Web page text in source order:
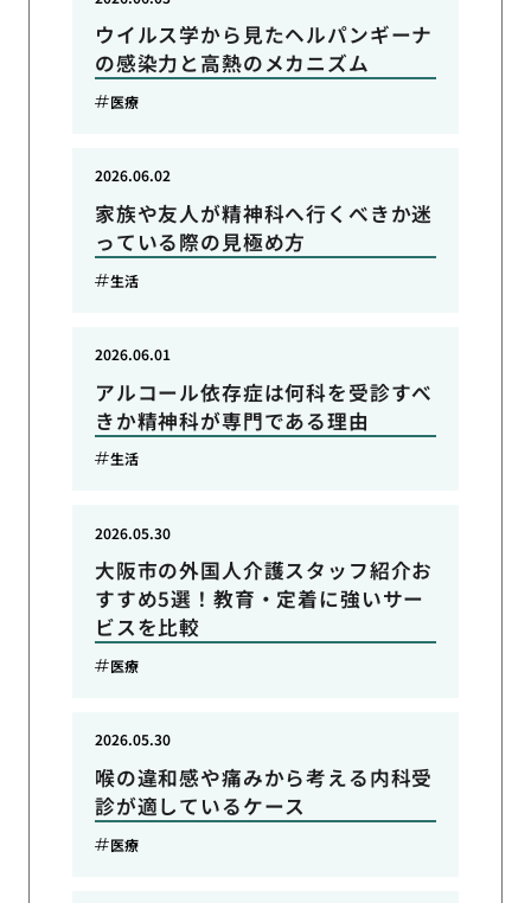
ウイルス学から見たヘルパンギーナ
の感染力と高熱のメカニズム
医療
家族や友人が精神科へ行くべきか迷
っている際の見極め方
2026.06.02
生活
アルコール依存症は何科を受診すべ
きか精神科が専門である理由
2026.06.01
生活
大阪市の外国人介護スタッフ紹介お
すすめ5選！教育・定着に強いサー
ビスを比較
2026.05.30
医療
喉の違和感や痛みから考える内科受
診が適しているケース
2026.05.30
医療